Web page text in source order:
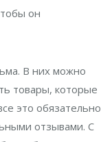
он
В них можно
товары, которые
это обязательно
отзывами. С